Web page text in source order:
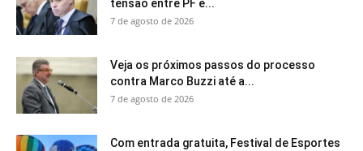
tensão entre PF e...
7 de agosto de 2026
Veja os próximos passos do processo
contra Marco Buzzi até a...
7 de agosto de 2026
Com entrada gratuita, Festival de Esportes